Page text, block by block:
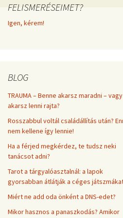
frekvenciákkal
FELISMERÉSEIMET?
Igen, kérem!
BLOG
TRAUMA – Benne akarsz maradni –
akarsz lenni rajta?
Rosszabbul voltál családállítás után?
nem kellene így lennie!
Ha a férjed megkérdez, te tudsz neki
tanácsot adni?
Tarot a tárgyalóasztalnál: a lapok
gyorsabban átlátják a céges
Miért ne add oda önként a DNS-edet?
Mikor hasznos a panaszkodás? Amikor